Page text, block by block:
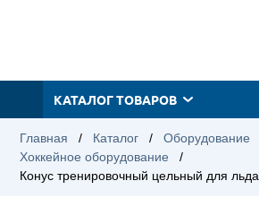
КАТАЛОГ ТОВАРОВ
Главная / Каталог / Оборудование
Хоккейное оборудование
/
Конус тренировочный цельный для льда